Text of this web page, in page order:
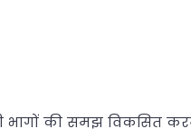
भागों की समझ विकसित